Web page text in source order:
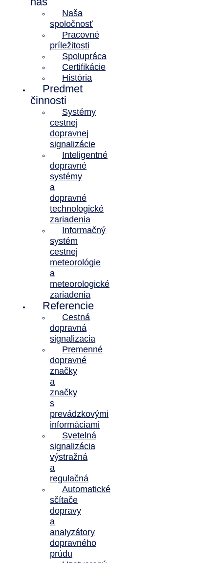
Naša
spoločnosť
Pracovné
príležitosti
Spolupráca
Certifikácie
História
Predmet
činnosti
Systémy
cestnej
dopravnej
signalizácie
Inteligentné
dopravné
systémy
a
dopravné
technologické
zariadenia
Informačný
systém
cestnej
meteorológie
a
meteorologické
zariadenia
Referencie
Cestná
dopravná
signalizacia
Premenné
dopravné
značky
a
značky
s
prevádzkovými
informáciami
Svetelná
signalizácia
výstražná
a
regulačná
Automatické
sčítače
dopravy
a
analyzátory
dopravného
prúdu